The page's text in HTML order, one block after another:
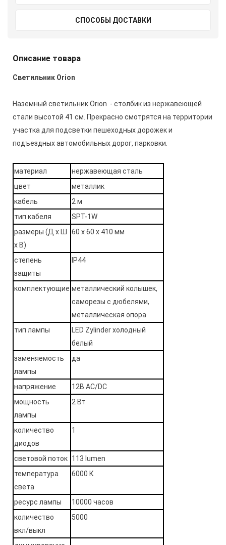
СПОСОБЫ ДОСТАВКИ
Описание товара
Светильник Orion
Наземный светильник Orion - столбик из нержавеющей
стали высотой 41 см. Прекрасно смотрятся на территории
участка для подсветки пешеходных дорожек и
подъездных автомобильных дорог, парковки.
материал
нержавеющая сталь
цвет
металлик
кабель
2 м
тип кабеля
SPT-1W
размеры (Д х Ш
х В)
60 x 60 х 410 мм
степень
защиты
IP44
комплектующие металлический колышек,
саморезы с дюбелями,
металлическая опора
тип лампы
LED Zylinder холодный
белый
заменяемость
лампы
да
напряжение
12В AC/DC
мощность
лампы
2 Вт
количество
диодов
1
световой поток 113 lumen
температура
света
6000 К
ресурс лампы
10000 часов
количество
вкл/выкл
5000